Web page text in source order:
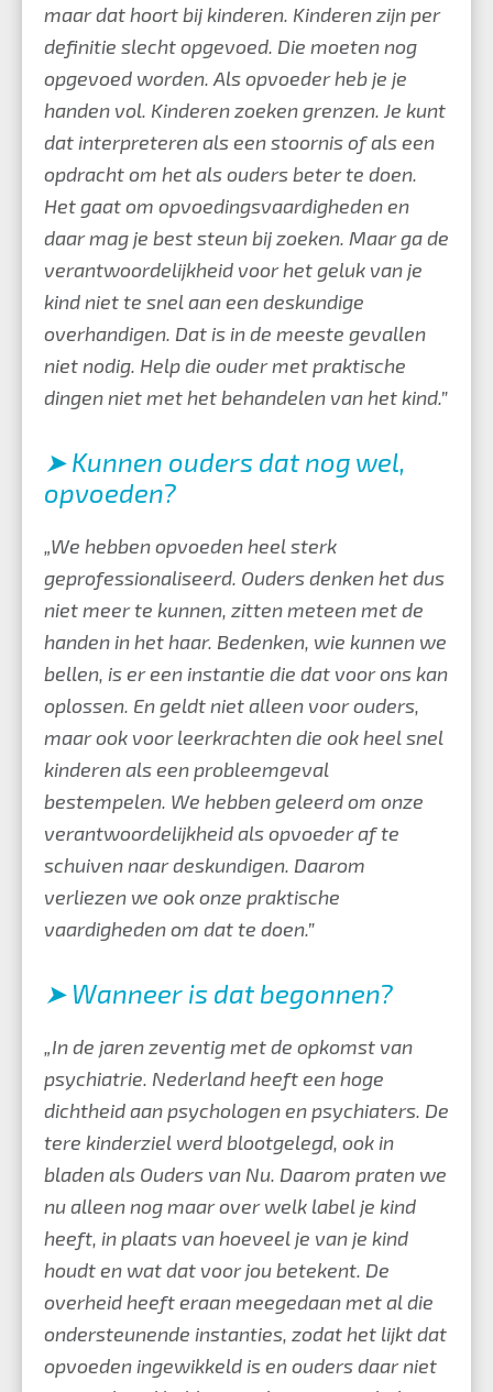
maar dat hoort bij kinderen. Kinderen zijn per
definitie slecht opgevoed. Die moeten nog
opgevoed worden. Als opvoeder heb je je
handen vol. Kinderen zoeken grenzen. Je kunt
dat interpreteren als een stoornis of als een
opdracht om het als ouders beter te doen.
Het gaat om opvoedingsvaardigheden en
daar mag je best steun bij zoeken. Maar ga de
verantwoordelijkheid voor het geluk van je
kind niet te snel aan een deskundige
overhandigen. Dat is in de meeste gevallen
niet nodig. Help die ouder met praktische
dingen niet met het behandelen van het kind.”
➤ Kunnen ouders dat nog wel,
opvoeden?
„We hebben opvoeden heel sterk
geprofessionaliseerd. Ouders denken het dus
niet meer te kunnen, zitten meteen met de
handen in het haar. Bedenken, wie kunnen we
bellen, is er een instantie die dat voor ons kan
oplossen. En geldt niet alleen voor ouders,
maar ook voor leerkrachten die ook heel snel
kinderen als een probleemgeval
bestempelen. We hebben geleerd om onze
verantwoordelijkheid als opvoeder af te
schuiven naar deskundigen. Daarom
verliezen we ook onze praktische
vaardigheden om dat te doen.”
➤ Wanneer is dat begonnen?
„In de jaren zeventig met de opkomst van
psychiatrie. Nederland heeft een hoge
dichtheid aan psychologen en psychiaters. De
tere kinderziel werd blootgelegd, ook in
bladen als Ouders van Nu. Daarom praten we
nu alleen nog maar over welk label je kind
heeft, in plaats van hoeveel je van je kind
houdt en wat dat voor jou betekent. De
overheid heeft eraan meegedaan met al die
ondersteunende instanties, zodat het lijkt dat
opvoeden ingewikkeld is en ouders daar niet